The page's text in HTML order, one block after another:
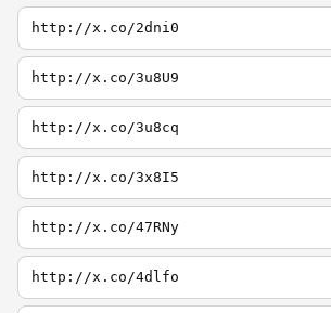
http://x.co/2dni0
http://x.co/3u8U9
http://x.co/3u8cq
http://x.co/3x8I5
http://x.co/47RNy
http://x.co/4dlfo